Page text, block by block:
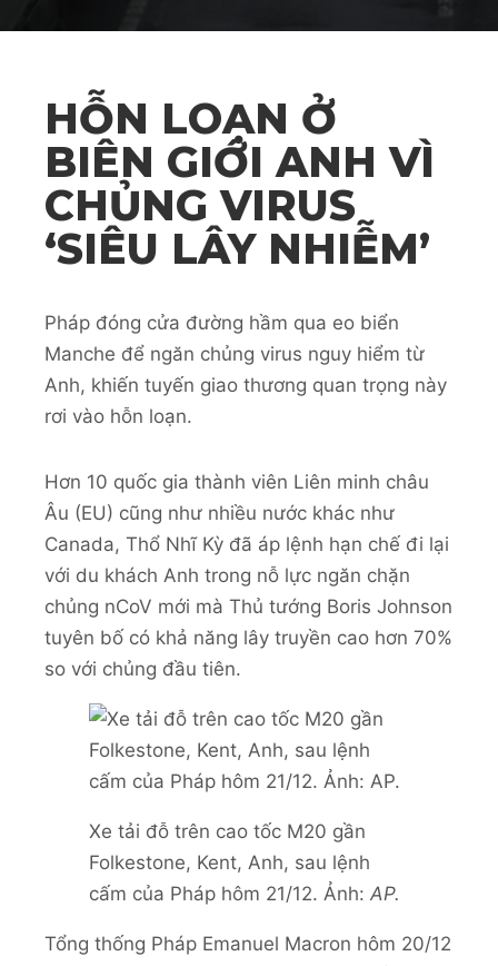
HỖN LOẠN Ở
BIÊN GIỚI ANH VÌ
CHỦNG VIRUS
‘SIÊU LÂY NHIỄM’
Pháp đóng cửa đường hầm qua eo biển
Manche để ngăn chủng virus nguy hiểm từ
Anh, khiến tuyến giao thương quan trọng này
rơi vào hỗn loạn.
Hơn 10 quốc gia thành viên Liên minh châu
Âu (EU) cũng như nhiều nước khác như
Canada, Thổ Nhĩ Kỳ đã áp lệnh hạn chế đi lại
với du khách Anh trong nỗ lực ngăn chặn
chủng nCoV mới mà Thủ tướng Boris Johnson
tuyên bố có khả năng lây truyền cao hơn 70%
so với chủng đầu tiên.
Xe tải đỗ trên cao tốc M20 gần
Folkestone, Kent, Anh, sau lệnh
cấm của Pháp hôm 21/12. Ảnh: AP.
Tổng thống Pháp Emanuel Macron hôm 20/12